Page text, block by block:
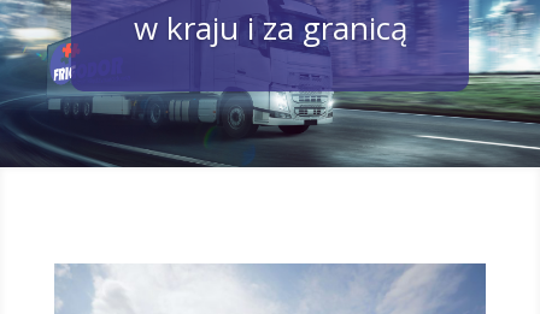
w kraju i za granicą